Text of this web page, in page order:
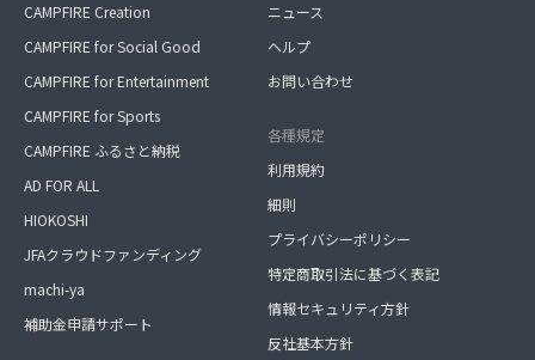
CAMPFIRE Creation
CAMPFIRE for Social Good
CAMPFIRE for Entertainment
CAMPFIRE for Sports
CAMPFIRE ふるさと納税
AD FOR ALL
HIOKOSHI
JFAクラウドファンディング
machi-ya
補助金申請サポート
ニュース
ヘルプ
お問い合わせ
各種規定
利用規約
細則
プライバシーポリシー
特定商取引法に基づく表記
情報セキュリティ方針
反社基本方針